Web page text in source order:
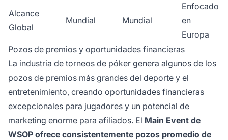
Alcance
Global
Mundial Mundial
Enfocado
en
Europa
Pozos de premios y oportunidades financieras
La industria de torneos de póker genera algunos de los
pozos de premios más grandes del deporte y el
entretenimiento, creando oportunidades financieras
excepcionales para jugadores y un potencial de
marketing enorme para afiliados. El Main Event de
WSOP ofrece consistentemente pozos promedio de